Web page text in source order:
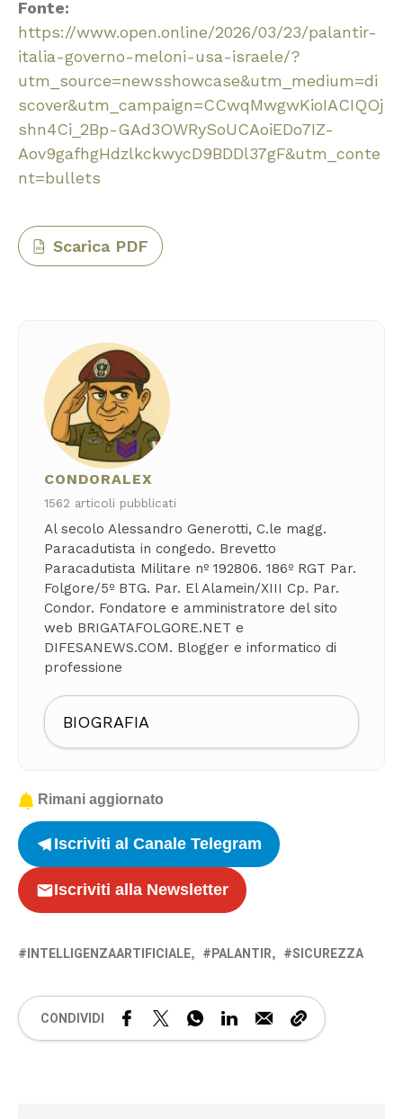
Fonte:
https://www.open.online/2026/03/23/palantir-
italia-governo-meloni-usa-israele/?
utm_source=newsshowcase&utm_medium=di
scover&utm_campaign=CCwqMwgwKioIACIQOj
shn4Ci_2Bp-GAd3OWRySoUCAoiEDo7IZ-
Aov9gafhgHdzlkckwycD9BDDl37gF&utm_conte
nt=bullets
PDF Scarica PDF
CONDORALEX
1562 articoli pubblicati
Al secolo Alessandro Generotti, C.le magg.
Paracadutista in congedo. Brevetto
Paracadutista Militare nº 192806. 186º RGT Par.
Folgore/5º BTG. Par. El Alamein/XIII Cp. Par.
Condor. Fondatore e amministratore del sito
web BRIGATAFOLGORE.NET e
DIFESANEWS.COM. Blogger e informatico di
professione
BIOGRAFIA
Rimani aggiornato
Iscriviti al Canale Telegram
Iscriviti alla Newsletter
INTELLIGENZAARTIFICIALE PALANTIR SICUREZZA
CONDIVIDI